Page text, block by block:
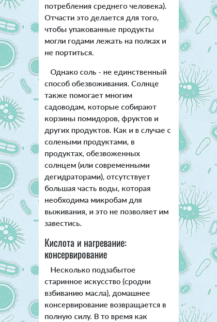
потребления среднего человека).
Отчасти это делается для того,
чтобы упакованные продукты
могли годами лежать на полках и
не портиться.
Однако соль - не единственный
способ обезвоживания. Солнце
также помогает многим
садоводам, которые собирают
корзины помидоров, фруктов и
других продуктов. Как и в случае с
солеными продуктами, в
продуктах, обезвоженных
солнцем (или современными
дегидраторами), отсутствует
большая часть воды, которая
необходима микробам для
выживания, и это не позволяет им
завестись.
Кислота и нагревание:
консервирование
Несколько подзабытое
старинное искусство (сродни
взбиванию масла), домашнее
консервирование возвращается в
полную силу. В то время как